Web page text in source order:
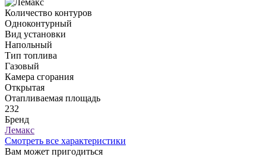
Количество контуров
Одноконтурный
Вид установки
Напольный
Тип топлива
Газовый
Камера сгорания
Открытая
Отапливаемая площадь
232
Бренд
Лемакс
Смотреть все характеристики
Вам может пригодиться